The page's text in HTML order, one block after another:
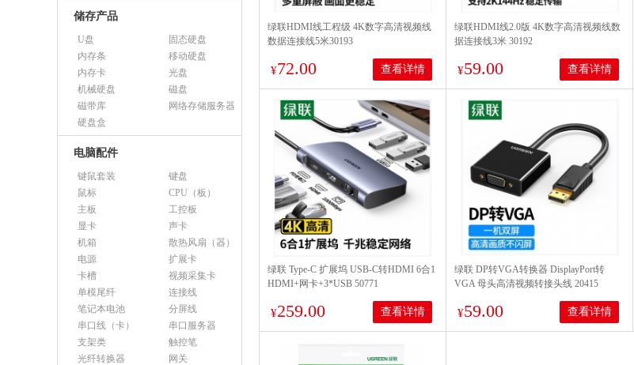
储存产品
U盘
固态硬盘
内存条
移动硬盘
内存卡
光盘
机械硬盘
磁盘
磁带库
网络存储服务器
硬盘盒
电脑配件
键鼠套装
键盘
鼠标
CPU（板）
主板
工控板
显卡
声卡
机箱
散热风扇（器）
电源
扩展卡
卡槽
视频采集卡
单模尾纤
连接线
笔记本电池
分屏线
串口线（卡）
串口服务器
支架类
触控笔
光纤转换器
网关
绿联HDMI线工程级 4K数字高清视频线
数据连接线5米30193
¥72.00 查看详情
绿联HDMI线2.0版 4K数字高清视频线数
据连接线3米 30192
¥59.00 查看详情
绿联 Type-C 扩展坞 USB-C转HDMI 6合1
HDMI+网卡+3*USB 50771
¥259.00 查看详情
绿联 DP转VGA转换器 DisplayPort转
VGA 母头高清视频转接头线 20415
¥59.00 查看详情